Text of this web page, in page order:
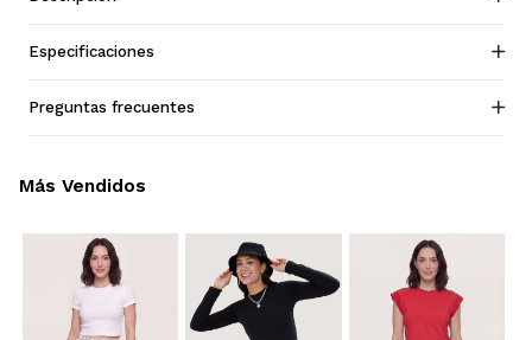
Especificaciones
Preguntas frecuentes
Más Vendidos